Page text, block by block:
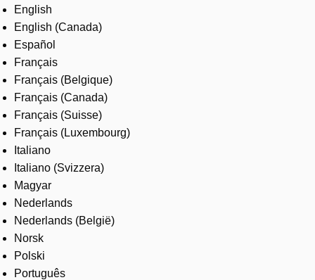
Careers
English
English (Canada)
Español
Français
Français (Belgique)
Français (Canada)
Français (Suisse)
Français (Luxembourg)
Italiano
Italiano (Svizzera)
Magyar
Nederlands
Nederlands (België)
Norsk
Polski
Português